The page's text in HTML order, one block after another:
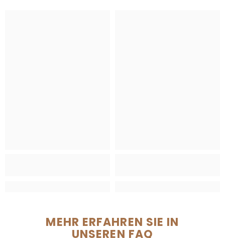
MEHR ERFAHREN SIE IN
UNSEREN FAQ